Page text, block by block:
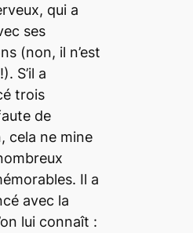
qui a
ses
(non, il n’est
S’il a
trois
de
cela ne mine
Il a
avec la
lui connaît :